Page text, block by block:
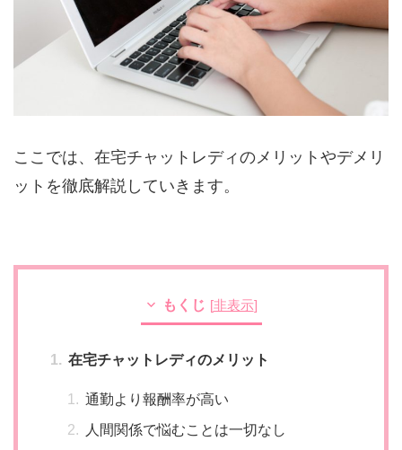
ここでは、在宅チャットレディのメリットやデメリ
ットを徹底解説していきます。
もくじ [非表示]
在宅チャットレディのメリット
通勤より報酬率が高い
人間関係で悩むことは一切なし